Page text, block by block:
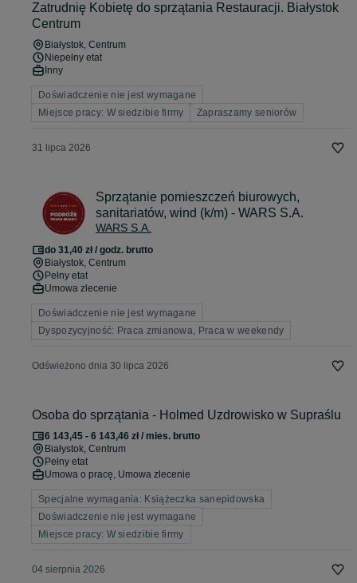
Zatrudnię Kobietę do sprzątania Restauracji. Białystok
Centrum
Białystok, Centrum
Niepełny etat
Inny
Doświadczenie nie jest wymagane
Miejsce pracy: W siedzibie firmy
Zapraszamy seniorów
31 lipca 2026
Sprzątanie pomieszczeń biurowych,
sanitariatów, wind (k/m) - WARS S.A.
WARS S.A.
do 31,40 zł / godz. brutto
Białystok, Centrum
Pełny etat
Umowa zlecenie
Doświadczenie nie jest wymagane
Dyspozycyjność: Praca zmianowa, Praca w weekendy
Odświeżono dnia 30 lipca 2026
Osoba do sprzątania - Holmed Uzdrowisko w Supraślu
6 143,45 - 6 143,46 zł / mies. brutto
Białystok, Centrum
Pełny etat
Umowa o pracę, Umowa zlecenie
Specjalne wymagania: Książeczka sanepidowska
Doświadczenie nie jest wymagane
Miejsce pracy: W siedzibie firmy
04 sierpnia 2026